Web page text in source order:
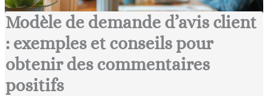
Modèle de demande d’avis client
: exemples et conseils pour
obtenir des commentaires
positifs